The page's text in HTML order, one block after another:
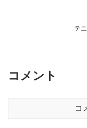
テ
コメント
コ